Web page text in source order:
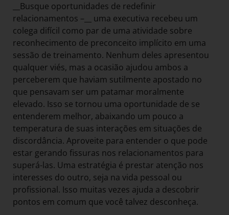
__Busque oportunidades de redefinir
relacionamentos –__ uma executiva recebeu um
colega difícil como par de uma atividade sobre
reconhecimento de preconceito implícito em uma
sessão de treinamento. Nenhum deles apresentou
qualquer viés, mas a ocasião ajudou ambos a
perceberem que haviam sutilmente apostado no
que pensavam ser um patamar moralmente
elevado. Isso se tornou uma oportunidade de se
entenderem melhor, abaixando um pouco a
temperatura de suas interações em situações de
discordância. Aproveite para entender o que pode
estar gerando fissuras nos relacionamentos para
superá-las. Uma estratégia é prestar atenção nos
interesses do outro, seja na vida pessoal ou
profissional. Isso muitas vezes ajuda a descobrir
pontos em comum que você talvez desconheça.